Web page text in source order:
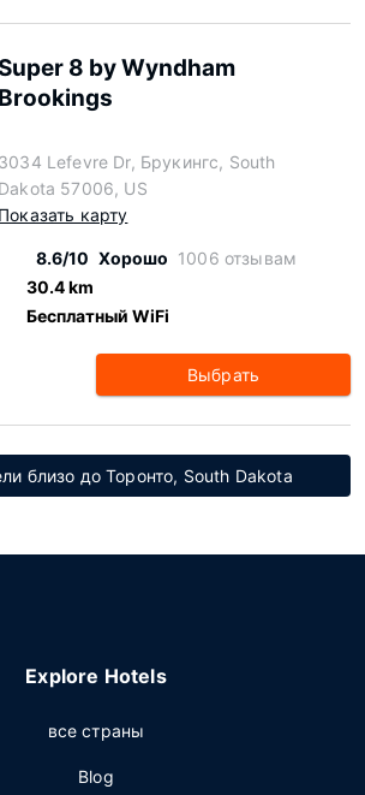
Super 8 by Wyndham
Brookings
3034 Lefevre Dr, Брукингс, South
Dakota 57006, US
Показать карту
8.6/10 Хорошо 1006 отзывам
30.4 km
Бесплатный WiFi
Выбрать
близо до Торонто, South Dakota
Explore Hotels
все страны
Blog